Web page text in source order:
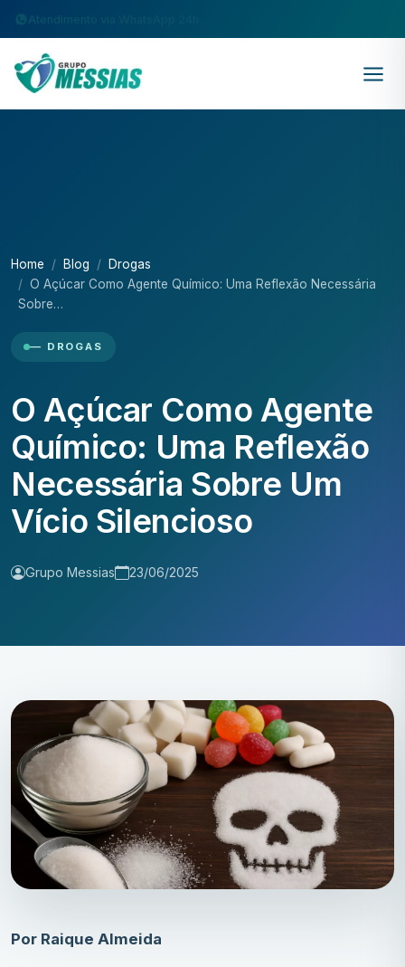
Atendimento via WhatsApp 24h
Home Blog
Drogas
O Açúcar Como Agente Químico: Uma Reflexão Necessária
Sobre…
— DROGAS
O Açúcar Como Agente
Químico: Uma Reflexão
Necessária Sobre Um
Vício Silencioso
Grupo Messias 23/06/2025
Por Raique Almeida